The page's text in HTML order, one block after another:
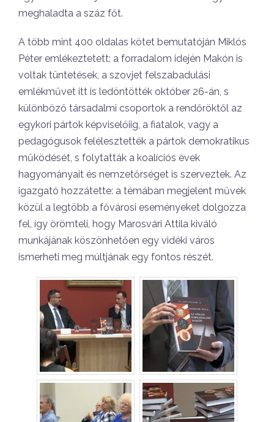
meghaladta a száz főt.
A több mint 400 oldalas kötet bemutatóján Miklós
Péter emlékeztetett: a forradalom idején Makón is
voltak tüntetések, a szovjet felszabadulási
emlékművet itt is ledöntötték október 26-án, s
különböző társadalmi csoportok a rendőröktől az
egykori pártok képviselőiig, a fiatalok, vagy a
pedagógusok felélesztették a pártok demokratikus
működését, s folytatták a koalíciós évek
hagyományait és nemzetőrséget is szerveztek. Az
igazgató hozzátette: a témában megjelent művek
közül a legtöbb a fővárosi eseményeket dolgozza
fel, így örömteli, hogy Marosvári Attila kiváló
munkájának köszönhetően egy vidéki város
ismerheti meg múltjának egy fontos részét.